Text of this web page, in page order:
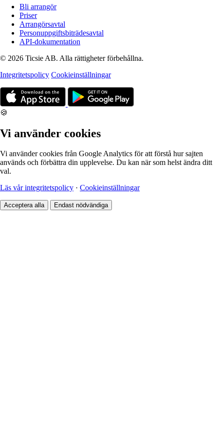
Bli arrangör
Priser
Arrangörsavtal
Personuppgiftsbiträdesavtal
API-dokumentation
© 2026 Ticsie AB. Alla rättigheter förbehållna.
Integritetspolicy Cookieinställningar
🍪
Vi använder cookies
Vi använder cookies från Google Analytics för att förstå hur sajten
används och förbättra din upplevelse. Du kan när som helst ändra ditt
val.
Läs vår integritetspolicy · Cookieinställningar
Acceptera alla Endast nödvändiga